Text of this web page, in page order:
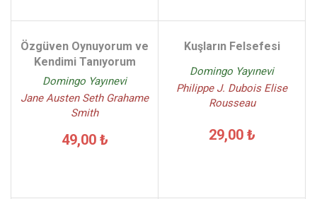
Özgüven Oynuyorum ve
Kendimi Tanıyorum
Domingo Yayınevi
Jane Austen Seth Grahame
Smith
49,00 ₺
Kuşların Felsefesi
Domingo Yayınevi
Philippe J. Dubois Elise
Rousseau
29,00 ₺